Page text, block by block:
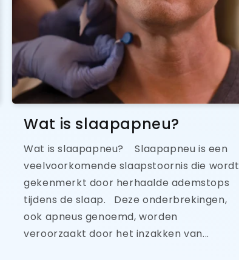
Wat is slaapapneu?
Wat is slaapapneu? Slaapapneu is een
veelvoorkomende slaapstoornis die wordt
gekenmerkt door herhaalde ademstops
tijdens de slaap. Deze onderbrekingen,
ook apneus genoemd, worden
veroorzaakt door het inzakken van...